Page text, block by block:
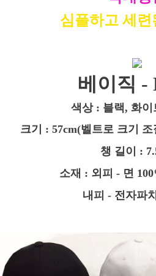
심플하고 세련
베이직 -
색상 : 블랙, 화이
크기 : 57cm(벨트로 크기 조
챙 길이 :
소재 : 외피 - 면
내피 - 전자파